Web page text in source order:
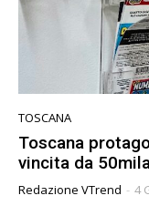
TOSCANA
Toscana
vincita da
Redazione VTrend - 4